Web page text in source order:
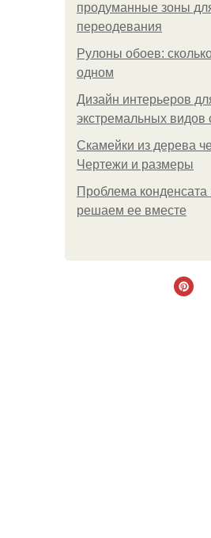
продуманные зоны
переодевания
Рулоны обоев:
одном
Дизайн интерьеров
экстремальных видов
Скамейки из дерева
Чертежи и размеры
Проблема конденсата
решаем ее вместе